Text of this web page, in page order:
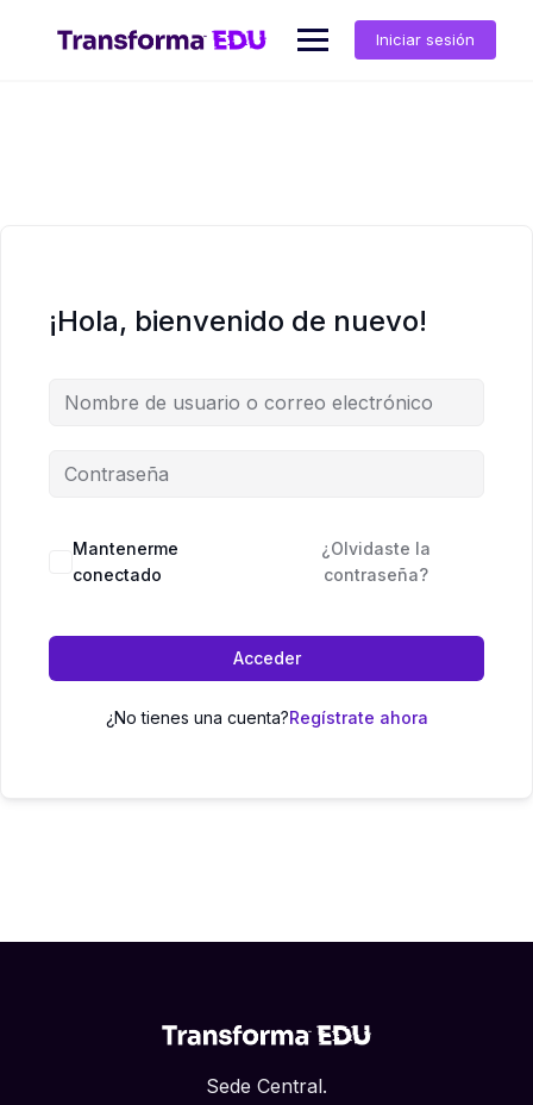
contenido
Iniciar sesión
¡Hola, bienvenido de nuevo!
Mantenerme
conectado
¿Olvidaste la
contraseña?
Acceder
¿No tienes una cuenta?Regístrate ahora
Sede Central.